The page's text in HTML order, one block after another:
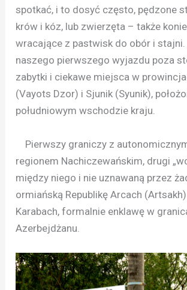
spotkać, i to dosyć często, pędzone
krów i kóz, lub zwierzęta – także
wracające z pastwisk do obór i stajni.
naszego pierwszego wyjazdu poza
zabytki i ciekawe miejsca w
(Vayots Dzor) i Sjunik (Syunik),
południowym wschodzie kraju.
Pierwszy graniczy z
regionem Nachiczewańskim, drugi
między niego i nie uznawaną przez
ormiańską Republikę Arcach
Karabach, formalnie enklawę w
Azerbejdżanu.